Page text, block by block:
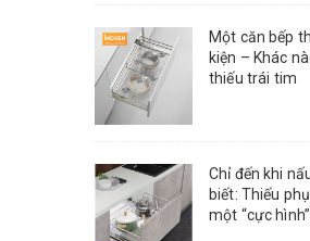
Một căn bếp
kiện – Khác
thiếu trái tim
Chỉ đến khi
biết: Thiếu
một “cực